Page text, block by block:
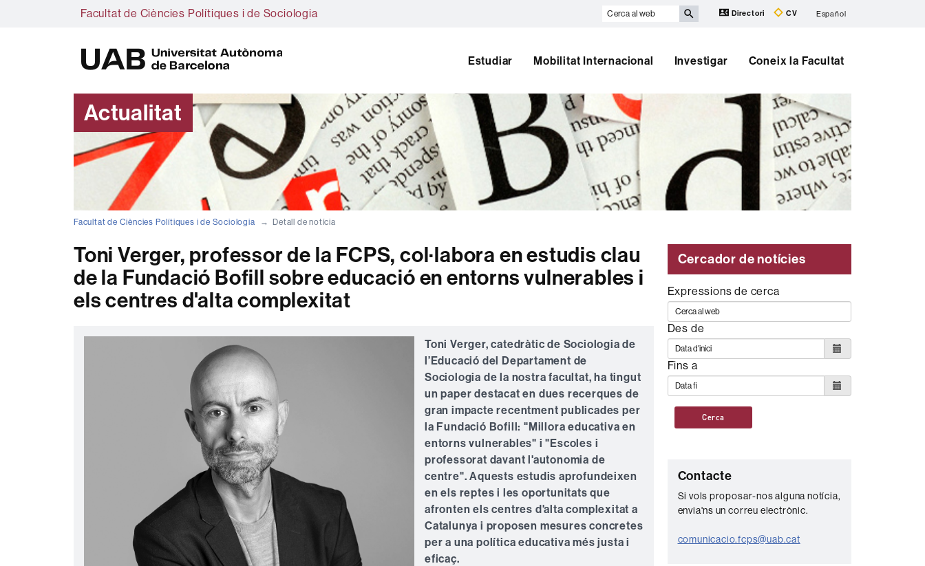
Facultat de Ciències Polítiques i de Sociologia
Cerca
Directori CV Español
B
Estudiar Mobilitat Internacional Investigar Coneix la Facultat
Actualitat
Facultat de Ciències Polítiques i de Sociologia Detall de notícia
Toni Verger, professor de la FCPS, col·labora en estudis clau
de la Fundació Bofill sobre educació en entorns vulnerables i
els centres d'alta complexitat
Toni Verger, catedràtic de Sociologia de
l’Educació del Departament de
Sociologia de la nostra facultat, ha tingut
un paper destacat en dues recerques de
gran impacte recentment publicades per
la Fundació Bofill: "Millora educativa en
entorns vulnerables" i "Escoles i
professorat davant l'autonomia de
centre". Aquests estudis aprofundeixen
en els reptes i les oportunitats que
afronten els centres d'alta complexitat a
Catalunya i proposen mesures concretes
per a una política educativa més justa i
eficaç.
Cercador de notícies
Expressions de cerca
Des de
Fins a
Cerca
C
o
n
t
Contacte
Si vols proposar-nos alguna notícia,
envia'ns un correu electrònic.
comunicacio.fcps@uab.cat